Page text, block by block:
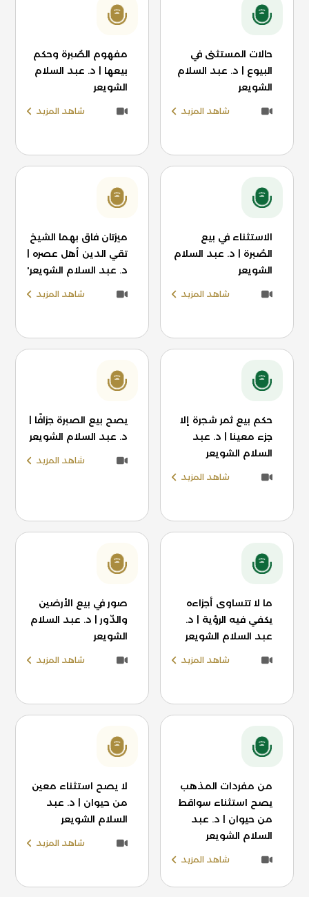
حالات المستثنى في
البيوع | د. عبد السلام
الشويعر
شاهد المزيد
مفهوم الصُبرة وحكم
بيعها | د. عبد السلام
الشويعر
شاهد المزيد
الاستثناء في بيع
الصُبرة | د. عبد السلام
الشويعر
شاهد المزيد
ميزتان فاق بهما الشيخ
تقي الدين أهل عصره |
د. عبد السلام الشويعر'
شاهد المزيد
حكم بيع ثمر شجرة إلا
جزء معينا | د. عبد
السلام الشويعر
شاهد المزيد
يصح بيع الصبرة جزافًا |
د. عبد السلام الشويعر
شاهد المزيد
ما لا تتساوى أجزاءه
يكفي فيه الرؤية | د.
عبد السلام الشويعر
شاهد المزيد
صور في بيع الأرضين
والدّور | د. عبد السلام
الشويعر
شاهد المزيد
من مفردات المذهب
يصح استثناء سواقط
من حيوان | د. عبد
السلام الشويعر
شاهد المزيد
لا يصح استثناء معين
من حيوان | د. عبد
السلام الشويعر
شاهد المزيد